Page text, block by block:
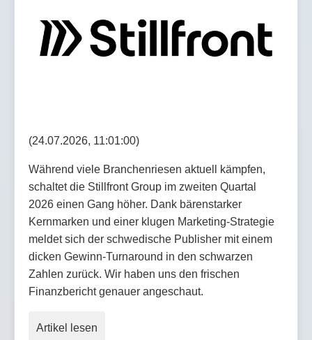
(24.07.2026, 11:01:00)
Während viele Branchenriesen aktuell kämpfen,
schaltet die Stillfront Group im zweiten Quartal
2026 einen Gang höher. Dank bärenstarker
Kernmarken und einer klugen Marketing-Strategie
meldet sich der schwedische Publisher mit einem
dicken Gewinn-Turnaround in den schwarzen
Zahlen zurück. Wir haben uns den frischen
Finanzbericht genauer angeschaut.
Artikel lesen